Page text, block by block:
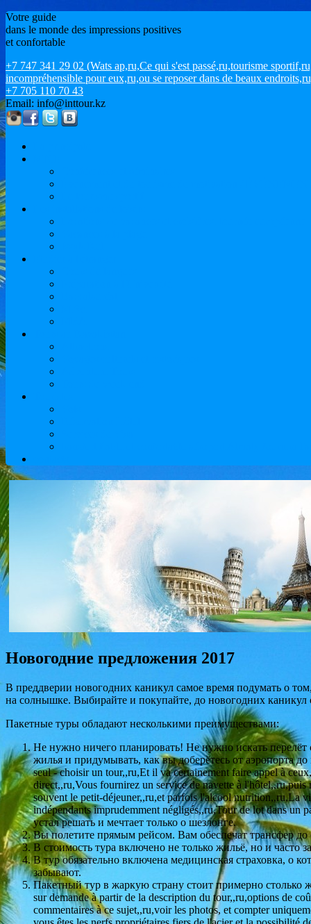
Votre guide
dans le monde des impressions positives
et confortable
+7 747 341 29 02 (Wats ap,ru,Ce qui s'est passé,ru,tourisme
incompréhensible pour eux,ru,ou se reposer dans de beaux
+7 705 110 70 43
Email: info@inttour.kz
Новогодние предложения 2017
В преддверии новогодних каникул самое время подумать о
на солнышке. Выбирайте и покупайте, до новогодних каникул
Пакетные туры обладают несколькими преимуществами:
Не нужно ничего планировать! Не нужно искать
жилья и придумывать, как вы доберётесь от аэропорта
seul - choisir un tour,,ru,Et il va certainement faire appel à
direct,,ru,Vous fournirez un service de navette à
souvent le petit-déjeuner,,ru,et parfois l'alcool nutrition,,ru,La
indépendants imprudemment négligés,,ru,Tour de lot dans un
устал решать и мечтает только о шезлонге.
Вы полетите прямым рейсом. Вам обеспечат трансфер до
В стоимость тура включено не только жильё, но и часто
В тур обязательно включена медицинская страховка, о
забывают.
Пакетный тур в жаркую страну стоит примерно столько
sur demande à partir de la description du tour,,ru,options de
commentaires à ce sujet,,ru,voir les photos, et compter